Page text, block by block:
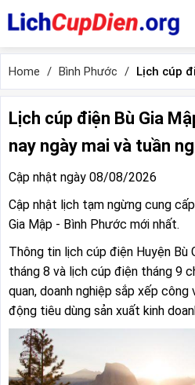
Home Bình Phước Lịch cúp
Lịch cúp điện Bù Gia
nay ngày mai và tuần
Cập nhật ngày 08/08/2026
Cập nhật lịch tạm ngừng cung
Gia Mập - Bình Phước mới nhất.
Thông tin lịch cúp điện Huyện Bù
tháng 8 và lịch cúp điện tháng 9
quan, doanh nghiệp sắp xếp
động tiêu dùng sản xuất kinh